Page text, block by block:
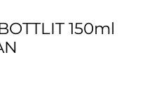
150ml